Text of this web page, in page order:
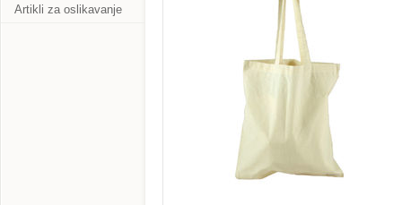
Artikli za oslikavanje